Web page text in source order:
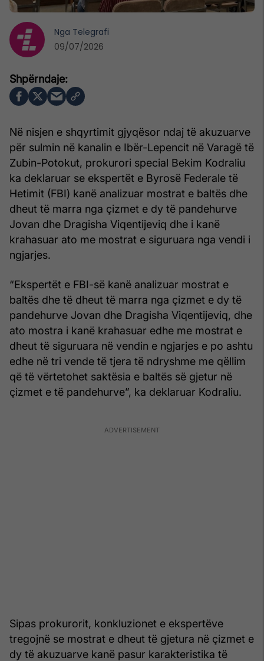
Në nisjen e shqyrtimit gjyqësor ndaj të akuzuarve
për sulmin në kanalin e Ibër-Lepencit në Varagë të
Zubin-Potokut, prokurori special Bekim Kodraliu
ka deklaruar se ekspertët e Byrosë Federale të
Hetimit (FBI) kanë analizuar mostrat e baltës dhe
dheut të marra nga çizmet e dy të pandehurve
Jovan dhe Dragisha Viqentijeviq dhe i kanë
krahasuar ato me mostrat e siguruara nga vendi i
ngjarjes.
“Ekspertët e FBI-së kanë analizuar mostrat e
baltës dhe të dheut të marra nga çizmet e dy të
pandehurve Jovan dhe Dragisha Viqentijeviq, dhe
ato mostra i kanë krahasuar edhe me mostrat e
dheut të siguruara në vendin e ngjarjes e po ashtu
edhe në tri vende të tjera të ndryshme me qëllim
që të vërtetohet saktësia e baltës së gjetur në
çizmet e të pandehurve”, ka deklaruar Kodraliu.
Sipas prokurorit, konkluzionet e ekspertëve
tregojnë se mostrat e dheut të gjetura në çizmet e
dy të akuzuarve kanë pasur karakteristika të
Nga Telegrafi
09/07/2026